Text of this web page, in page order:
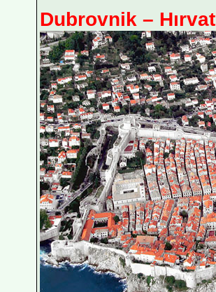
Dubrovnik –